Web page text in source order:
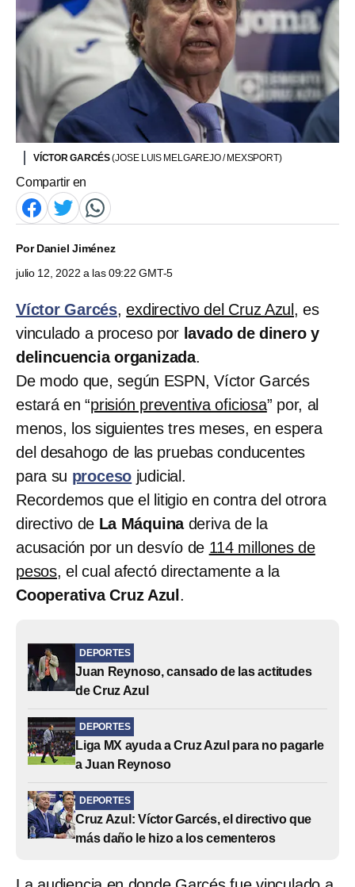
VÍCTOR GARCÉS(JOSE LUIS MELGAREJO / MEXSPORT)
Compartir en
PorDaniel Jiménez
julio 12, 2022 a las 09:22 GMT-5
Víctor Garcés,exdirectivo del Cruz Azul , es
vinculado a proceso por lavado de dinero y
delincuencia organizada.
De modo que, según ESPN, Víctor Garcés
estará en “prisión preventiva oficiosa” por, al
menos, los siguientes tres meses, en espera
del desahogo de las pruebas conducentes
para su proceso judicial.
Recordemos que el litigio en contra del otrora
directivo de La Máquinaderiva de la
acusación por un desvío de 114 millones de
pesos, el cual afectó directamente a la
Cooperativa Cruz Azul .
DEPORTES
Juan Reynoso, cansado de las actitudes
de Cruz Azul
DEPORTES
Liga MX ayuda a Cruz Azul para no pagarle
a Juan Reynoso
DEPORTES
Cruz Azul: Víctor Garcés, el directivo que
más daño le hizo a los cementeros